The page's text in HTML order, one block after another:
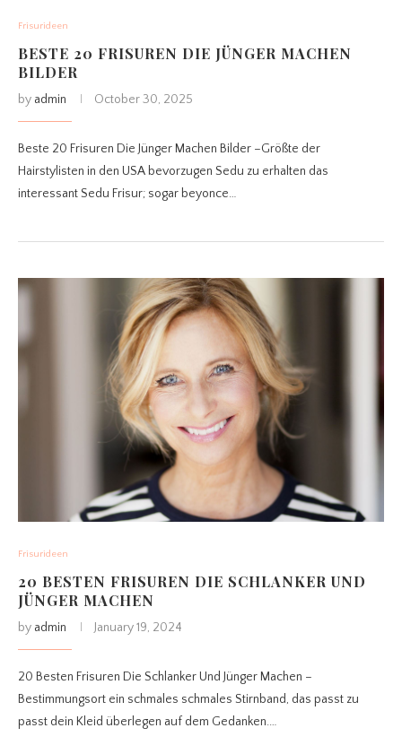
Frisurideen
BESTE 20 FRISUREN DIE JÜNGER MACHEN
BILDER
by admin October 30, 2025
Beste 20 Frisuren Die Jünger Machen Bilder –Größte der
Hairstylisten in den USA bevorzugen Sedu zu erhalten das
interessant Sedu Frisur; sogar beyonce…
Frisurideen
20 BESTEN FRISUREN DIE SCHLANKER UND
JÜNGER MACHEN
by admin January 19, 2024
20 Besten Frisuren Die Schlanker Und Jünger Machen –
Bestimmungsort ein schmales schmales Stirnband, das passt zu
passt dein Kleid überlegen auf dem Gedanken.…